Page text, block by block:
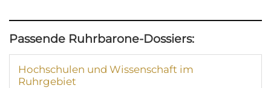
Passende Ruhrbarone-Dossiers:
Hochschulen und Wissenschaft im
Ruhrgebiet